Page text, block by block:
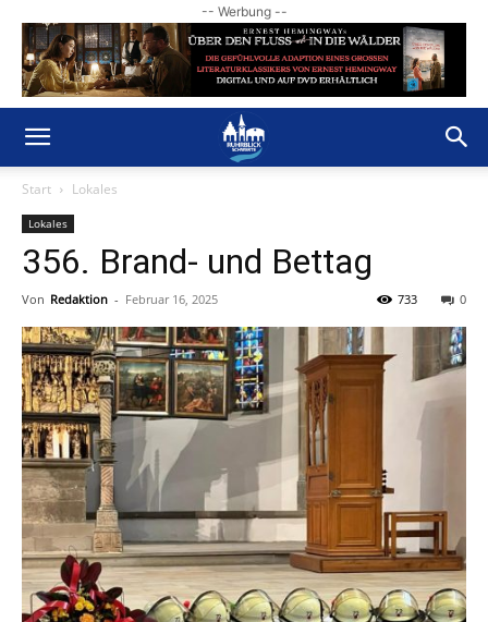
-- Werbung --
Start Lokales
Lokales
356. Brand- und Bettag
Von Redaktion - Februar 16, 2025 0
733